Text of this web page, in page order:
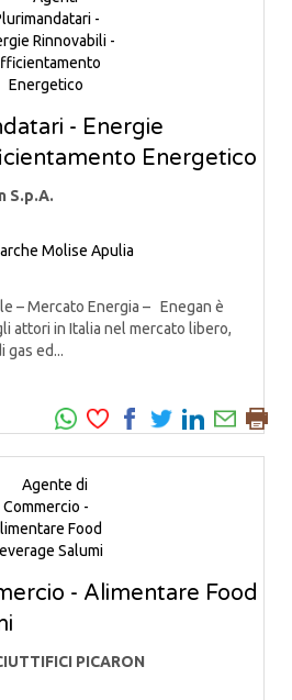
- Energie
Energetico
S.p.A.
Molise Apulia
– Mercato Energia – Enegan è
attori in Italia nel mercato libero,
gas ed...
- Alimentare Food
PICARON